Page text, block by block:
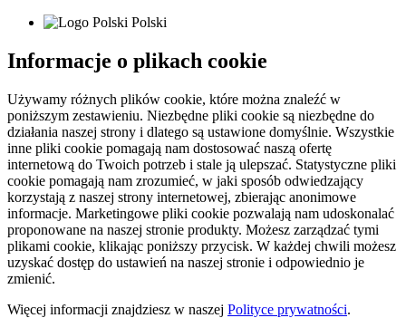
Polski
Informacje o plikach cookie
Używamy różnych plików cookie, które można znaleźć w
poniższym zestawieniu. Niezbędne pliki cookie są niezbędne do
działania naszej strony i dlatego są ustawione domyślnie. Wszystkie
inne pliki cookie pomagają nam dostosować naszą ofertę
internetową do Twoich potrzeb i stale ją ulepszać. Statystyczne pliki
cookie pomagają nam zrozumieć, w jaki sposób odwiedzający
korzystają z naszej strony internetowej, zbierając anonimowe
informacje. Marketingowe pliki cookie pozwalają nam udoskonalać
proponowane na naszej stronie produkty. Możesz zarządzać tymi
plikami cookie, klikając poniższy przycisk. W każdej chwili możesz
uzyskać dostęp do ustawień na naszej stronie i odpowiednio je
zmienić.
Więcej informacji znajdziesz w naszej Polityce prywatności.